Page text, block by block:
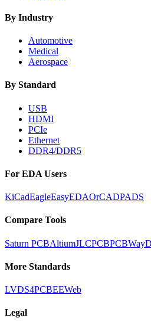
By Industry
Automotive
Medical
Aerospace
By Standard
USB
HDMI
PCIe
Ethernet
DDR4/DDR5
For EDA Users
KiCadEagleEasyEDAOrCADPADS
Compare Tools
Saturn PCBAltiumJLCPCBPCBWay
More Standards
LVDS4PCBEEWeb
Legal